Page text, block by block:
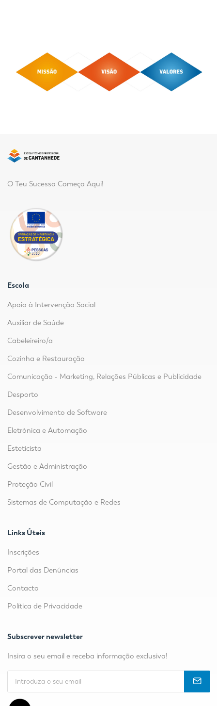
O Teu Sucesso Começa Aqui!
Escola
Apoio à Intervenção Social
Auxiliar de Saúde
Cabeleireiro/a
Cozinha e Restauração
Comunicação - Marketing, Relações Públicas e Publicidade
Desporto
Desenvolvimento de Software
Eletrónica e Automação
Esteticista
Gestão e Administração
Proteção Civil
Sistemas de Computação e Redes
Links Úteis
Inscrições
Portal das Denúncias
Contacto
Política de Privacidade
Subscrever newsletter
Insira o seu email e receba informação exclusiva!